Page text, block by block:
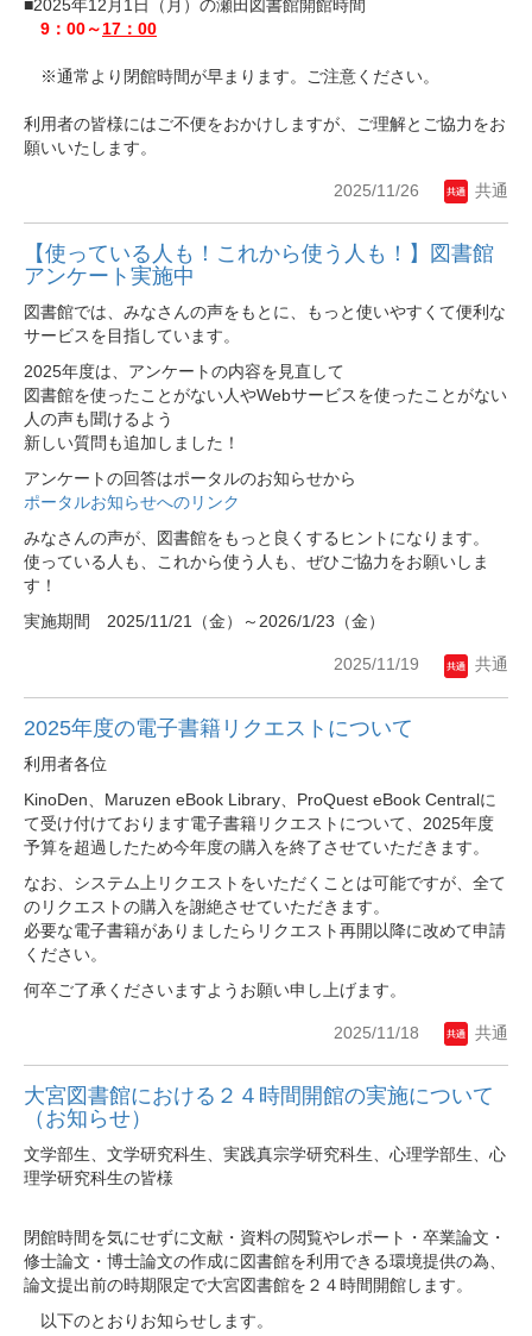
■2025年12月1日（月）の瀬田図書館開館時間
9：00～17：00
※通常より閉館時間が早まります。ご注意ください。
利用者の皆様にはご不便をおかけしますが、ご理解とご協力をお
願いいたします。
2025/11/26 共通
【使っている人も！これから使う人も！】図書館
アンケート実施中
図書館では、みなさんの声をもとに、もっと使いやすくて便利な
サービスを目指しています。
2025年度は、アンケートの内容を見直して
図書館を使ったことがない人やWebサービスを使ったことがない
人の声も聞けるよう
新しい質問も追加しました！
アンケートの回答はポータルのお知らせから
ポータルお知らせへのリンク
みなさんの声が、図書館をもっと良くするヒントになります。
使っている人も、これから使う人も、ぜひご協力をお願いしま
す！
実施期間 2025/11/21（金）～2026/1/23（金）
2025/11/19 共通
2025年度の電子書籍リクエストについて
利用者各位
KinoDen、Maruzen eBook Library、ProQuest eBook Centralに
て受け付けております電子書籍リクエストについて、2025年度
予算を超過したため今年度の購入を終了させていただきます。
なお、システム上リクエストをいただくことは可能ですが、全て
のリクエストの購入を謝絶させていただきます。
必要な電子書籍がありましたらリクエスト再開以降に改めて申請
ください。
何卒ご了承くださいますようお願い申し上げます。
2025/11/18 共通
大宮図書館における２４時間開館の実施について
（お知らせ）
文学部生、文学研究科生、実践真宗学研究科生、心理学部生、心
理学研究科生の皆様
閉館時間を気にせずに文献・資料の閲覧やレポート・卒業論文・
修士論文・博士論文の作成に図書館を利用できる環境提供の為、
論文提出前の時期限定で大宮図書館を２４時間開館します。
以下のとおりお知らせします。